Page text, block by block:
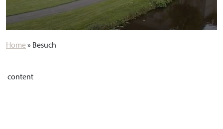
Home» Besuch
content